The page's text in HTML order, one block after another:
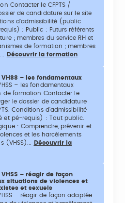
Contacter le CFPTS /
de candidature sur le site
d'admissibilité (public
: Public : Futurs référents
; membres du service RH et
de formation ; membres
Découvrir la formation
– les fondamentaux
– les fondamentaux
de formation Contacter le
le dossier de candidature
Conditions d'admissibilité
et pé-requis) : Tout public.
: Comprendre, prévenir et
et les harcèlements
(VHSS)...
Découvrir la
– réagir de façon
situations de violences et
et sexuels
– réagir de façon adaptée